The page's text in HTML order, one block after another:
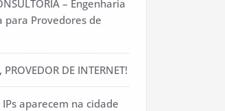
– Engenharia
para Provedores de
PROVEDOR DE INTERNET!
aparecem na cidade